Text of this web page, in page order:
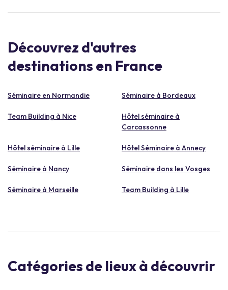
Découvrez d'autres
destinations en France
Séminaire en Normandie Séminaire à Bordeaux
Team Building à Nice
Hôtel séminaire à
Carcassonne
Hôtel séminaire à Lille Hôtel Séminaire à Annecy
Séminaire à Nancy Séminaire dans les Vosges
Séminaire à Marseille Team Building à Lille
Catégories de lieux à découvrir